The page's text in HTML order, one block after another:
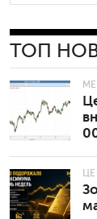
ТОП